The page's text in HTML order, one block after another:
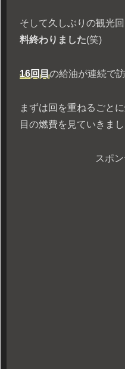
そして久しぶりの観光
料終わりました(笑)
16回目の給油が連続で
まずは回を重ねるごと
目の燃費を見ていきまし
スポ